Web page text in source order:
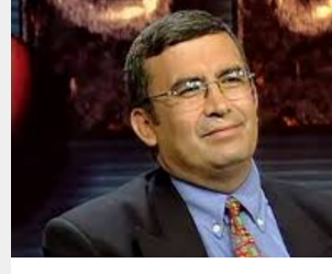
eşyaların yanı sıra bir vekaletname de çıktı....